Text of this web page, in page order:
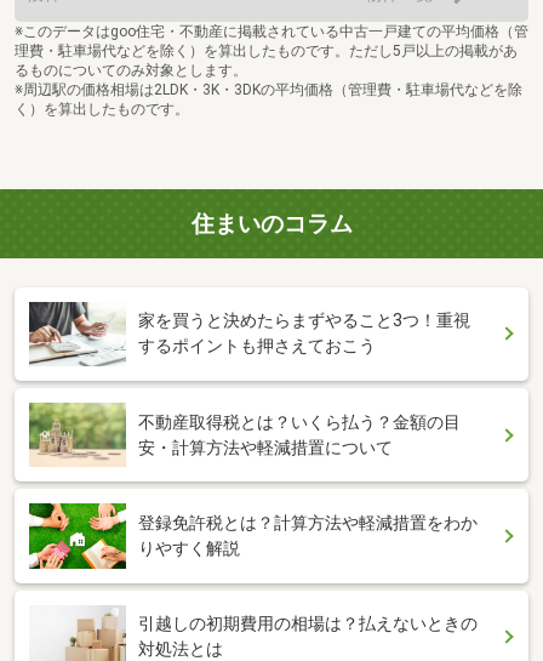
※このデータはgoo住宅・不動産に掲載されている中古一戸建ての平均価格（管
理費・駐車場代などを除く）を算出したものです。ただし5戸以上の掲載があ
るものについてのみ対象とします。
※周辺駅の価格相場は2LDK・3K・3DKの平均価格（管理費・駐車場代などを除
く）を算出したものです。
住まいのコラム
家を買うと決めたらまずやること3つ！重視
するポイントも押さえておこう
不動産取得税とは？いくら払う？金額の目
安・計算方法や軽減措置について
登録免許税とは？計算方法や軽減措置をわか
りやすく解説
引越しの初期費用の相場は？払えないときの
対処法とは